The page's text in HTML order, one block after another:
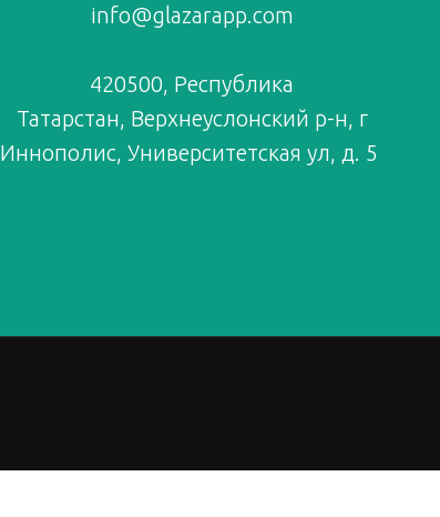
info@glazarapp.com
420500, Республика
Татарстан, Верхнеуслонский р-н, г
Иннополис, Университетская ул, д. 5